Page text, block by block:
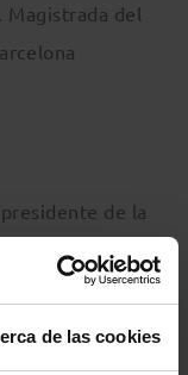
de las cookies
Magistrada del
de la